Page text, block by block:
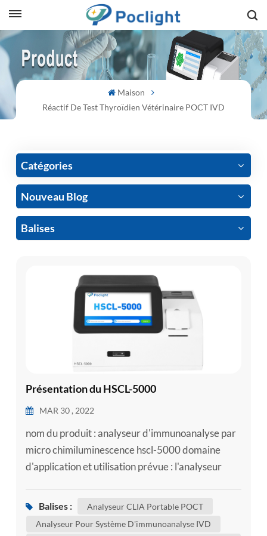
Maison
Réactif De Test Thyroïdien Vétérinaire POCT IVD
Catégories
Nouveau Blog
Balises
Présentation du HSCL-5000
MAR 30 , 2022
nom du produit : analyseur d'immunoanalyse par
micro chimiluminescence hscl-5000 domaine
d'application et utilisation prévue : l'analyseur
Balises :
Analyseur CLIA Portable POCT
Analyseur Pour Système D'immunoanalyse IVD